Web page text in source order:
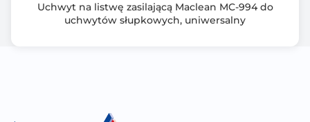
Uchwyt na listwę zasilającą Maclean MC-994 do
uchwytów słupkowych, uniwersalny